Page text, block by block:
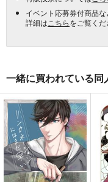
イベント応募券付商品
詳細は こちらをご覧くだ
一緒に買われている